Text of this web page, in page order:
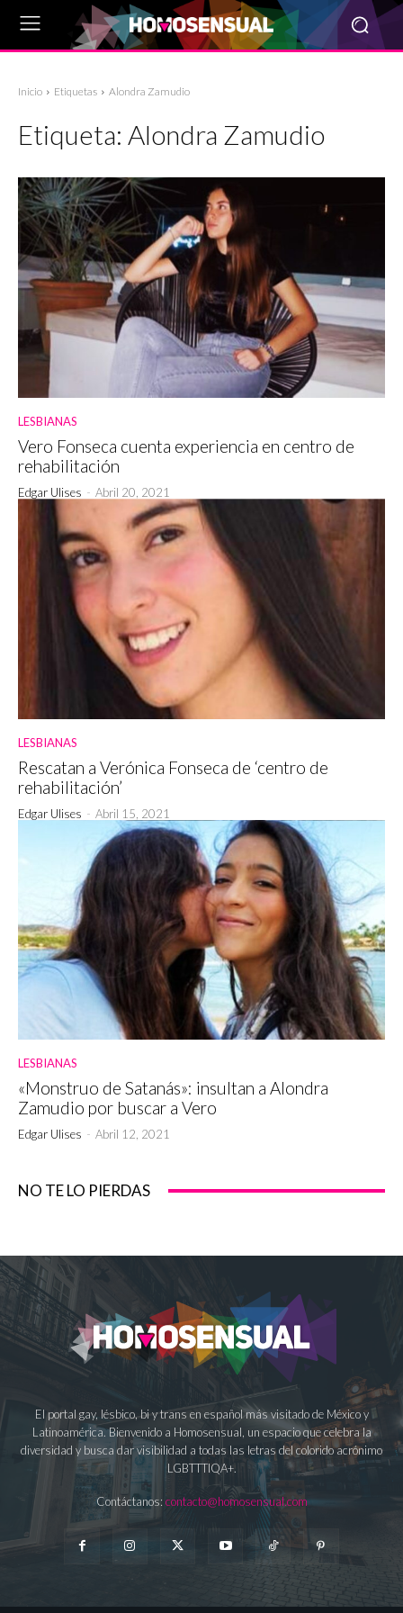
Inicio Etiquetas Alondra Zamudio
Etiqueta: Alondra Zamudio
LESBIANAS
Vero Fonseca cuenta experiencia en centro de
rehabilitación
Edgar Ulises - Abril 20, 2021
LESBIANAS
Rescatan a Verónica Fonseca de ‘centro de
rehabilitación’
Edgar Ulises - Abril 15, 2021
LESBIANAS
«Monstruo de Satanás»: insultan a Alondra
Zamudio por buscar a Vero
Edgar Ulises - Abril 12, 2021
NO TE LO PIERDAS
El portal gay, lésbico, bi y trans en español más visitado de México y
Latinoamérica. Bienvenido a Homosensual, un espacio que celebra la
diversidad y busca dar visibilidad a todas las letras del colorido acrónimo
LGBTTTIQA+.
Contáctanos: contacto@homosensual.com